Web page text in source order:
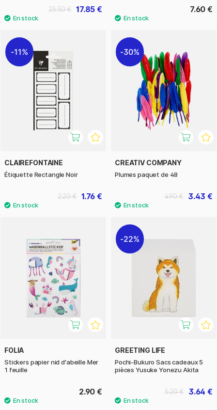
17.85 €
25.50 € 7.60 €
11%
CLAIREFONTAINE
Étiquette Rectangle Noir
1.76 €
2.20 €
30%
CREATIV COMPANY
Plumes paquet de 48
3.43 €
4.90 €
FOLIA
Stickers papier nid d'abeille Mer
1 feuille
2.90 €
22%
GREETING LIFE
Pochi-Bukuro Sacs cadeaux 5
pièces Yusuke Yonezu Akita
3.64 €
5.20 €